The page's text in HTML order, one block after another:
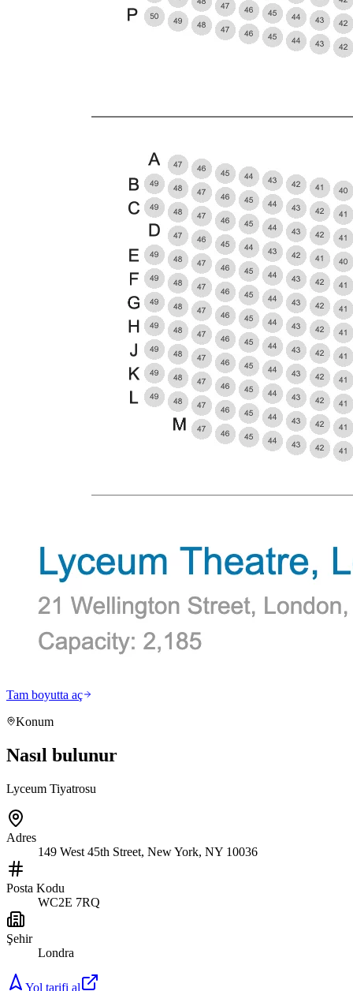
Tam boyutta aç
Konum
Nasıl bulunur
Lyceum Tiyatrosu
Adres
149 West 45th Street, New York, NY 10036
Posta Kodu
WC2E 7RQ
Şehir
Londra
Yol tarifi al